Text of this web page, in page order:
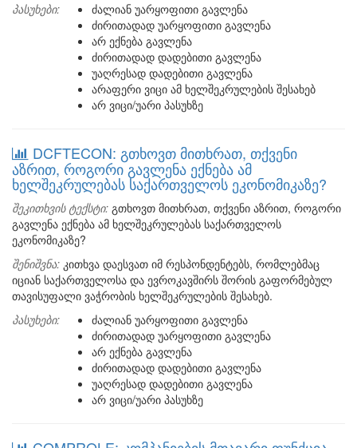
პასუხები:
ძალიან უარყოფითი გავლენა
ძირითადად უარყოფითი გავლენა
არ ექნება გავლენა
ძირითადად დადებითი გავლენა
უაღრესად დადებითი გავლენა
არაფერი ვიცი ამ ხელშეკრულების შესახებ
არ ვიცი/უარი პასუხზე
DCFTECON: გთხოვთ მითხრათ, თქვენი
აზრით, როგორი გავლენა ექნება ამ
ხელშეკრულებას საქართველოს ეკონომიკაზე?
შეკითხვის ტექსტი: გთხოვთ მითხრათ, თქვენი აზრით, როგორი
გავლენა ექნება ამ ხელშეკრულებას საქართველოს
ეკონომიკაზე?
შენიშვნა: კითხვა დაესვათ იმ რესპონდენტებს, რომლებმაც
იციან საქართველოსა და ევროკავშირს შორის გაფორმებულ
თავისუფალი ვაჭრობის ხელშეკრულების შესახებ.
პასუხები:
ძალიან უარყოფითი გავლენა
ძირითადად უარყოფითი გავლენა
არ ექნება გავლენა
ძირითადად დადებითი გავლენა
უაღრესად დადებითი გავლენა
არ ვიცი/უარი პასუხზე